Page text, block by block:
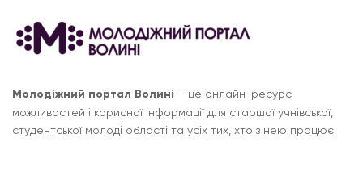
Молодіжний портал Волині – це онлайн-ресурс
можливостей і корисної інформації для старшої учнівської,
студентської молоді області та усіх тих, хто з нею працює.